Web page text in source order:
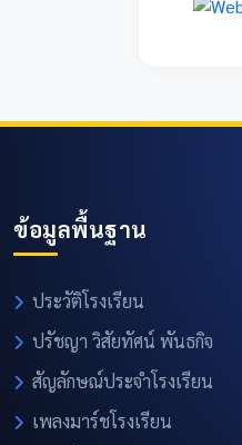
ข้อมูลพื้นฐาน
ประวัติโรงเรียน
ปรัชญา วิสัยทัศน์ พันธกิจ
สัญลักษณ์ประจำโรงเรียน
เพลงมาร์ชโรงเรียน